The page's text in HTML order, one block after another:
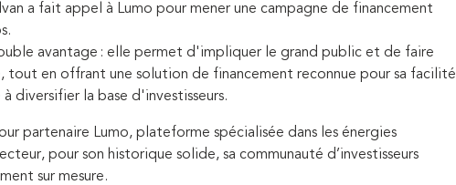
a fait appel à Lumo pour mener une campagne de financement
avantage : elle permet d'impliquer le grand public et de faire
tout en offrant une solution de financement reconnue pour sa facilité
diversifier la base d'investisseurs.
partenaire Lumo, plateforme spécialisée dans les énergies
pour son historique solide, sa communauté d’investisseurs
sur mesure.